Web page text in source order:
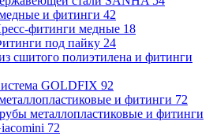
и фитинги 42
фитинги медные 18
под пайку 24
сшитого полиэтилена и фитинги
GOLDFIX 92
и фитинги 72
металлопластиковые и фитинги
72